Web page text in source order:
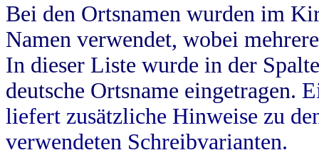
Bei den Ortsnamen wurden im
Namen verwendet, wobei
In dieser Liste wurde in der
deutsche Ortsname eingetragen.
liefert zusätzliche Hinweise zu
verwendeten Schreibvarianten.